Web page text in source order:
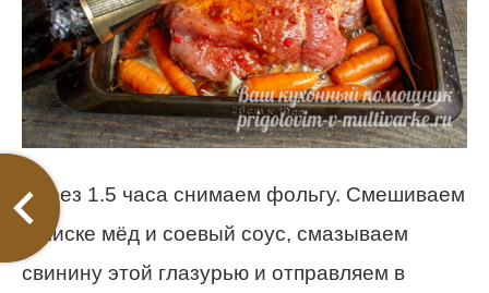
Через 1.5 часа снимаем фольгу. Смешиваем
в миске мёд и соевый соус, смазываем
свинину этой глазурью и отправляем в